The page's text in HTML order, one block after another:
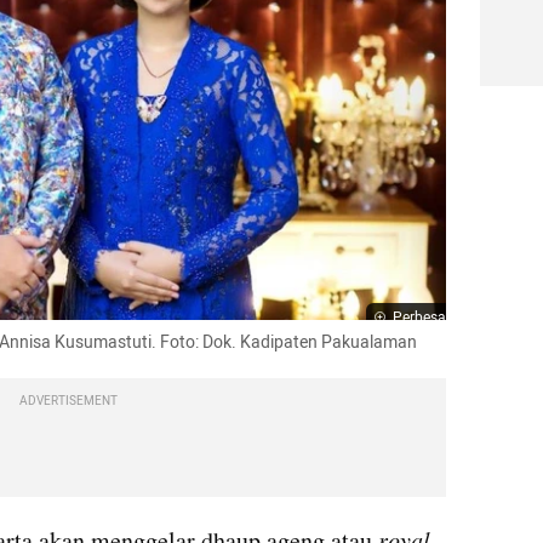
Perbesar
Kusumastuti. Foto: Dok. Kadipaten Pakualaman
ADVERTISEMENT